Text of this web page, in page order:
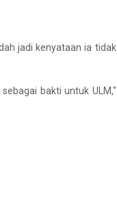
jadi kenyataan ia tidak
bakti untuk ULM,"